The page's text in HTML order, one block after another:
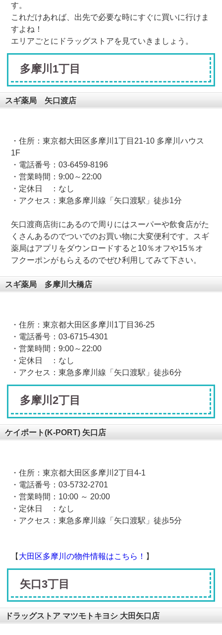
す。
これだけあれば、出先で必要な時にすぐに買いに行けま
すよね！
エリアごとにドラッグストアを見ていきましょう。
多摩川1丁目
スギ薬局 矢口渡店
・住所：東京都大田区多摩川 1丁目 21-10 多摩川ハウス
1F
・電話番号：03-6459-8196
・営業時間：9:00～ 22:00
・定休日 ：なし
・アクセス：東急多摩川線「矢口渡駅」徒歩1分
矢口渡商店街にあるので周りにはスーパーや飲食店がた
くさんあるのでついでのお買い物に大変便利です。スギ
薬局はアプリをダウンロードすると10％オフや15％オ
フクーポンがもらえるのでぜひ利用してみて下さい。
スギ薬局 多摩川大橋店
・住所：東京都大田区多摩川 1丁目36-25
・電話番号：03-6715-4301
・営業時間：9:00～ 22:00
・定休日 ：なし
・アクセス：東急多摩川線「矢口渡駅」徒歩6分
多摩川2丁目
ケイポート(K-PORT) 矢口店
・住所：東京都大田区多摩川 2丁目4-1
・電話番号：03-5732-2701
・営業時間： 10:00 ～ 20:00
・定休日 ：なし
・アクセス：東急多摩川線「矢口渡駅」徒歩5分
【 大田区多摩川の物件情報はこちら！ 】
矢口3丁目
ドラッグストア マツモトキヨシ 大田矢口店